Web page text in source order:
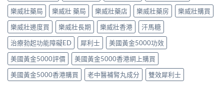
樂威壯藥局
樂威壯 藥局 樂威壯藥店 樂威壯藥房
樂威壯購買
樂威壯邊度買
樂威壯長期 樂威壯香港
汗馬糖
治療勃起功能障礙ED
犀利士
美國黃金5000功效
美國黃金5000評價
美國黃金5000香港網上購買
美國黃金5000香港購買
老中醫補腎丸成分 雙效犀利士